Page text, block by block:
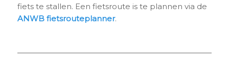
fiets te stallen. Een fietsroute is te plannen via de
ANWB fietsrouteplanner.